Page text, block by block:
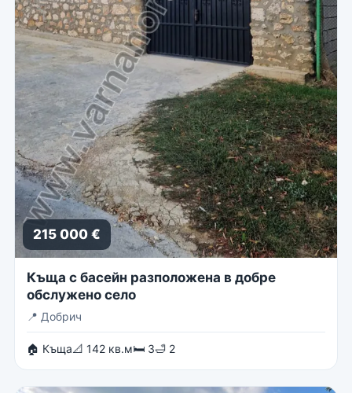
215 000 €
Къща с басейн разположена в добре
обслужено село
📍 Добрич
🏠 Къща📐 142 кв.м🛏 3🛁 2